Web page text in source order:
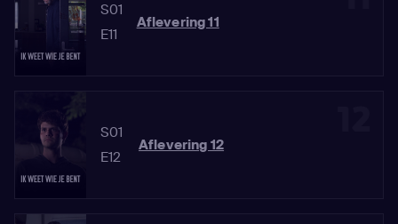
S01
E11
Aflevering 11
S01
E12
Aflevering 12